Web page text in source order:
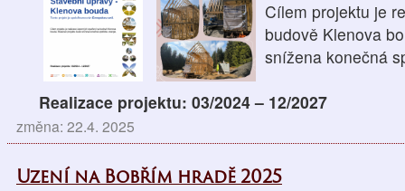
Cílem projektu je
budově Klenova
snížena konečná
Realizace projektu: 03/2024 – 12/2027
změna: 22.4. 2025
Uzení na Bobřím hradě 2025